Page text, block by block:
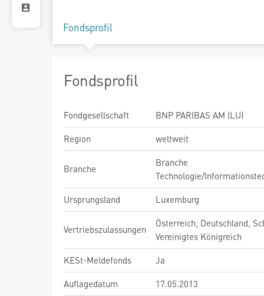
Fondsprofil
Fondsprofil
Fondgesellschaft
BNP PARIBAS AM (LU)
Region
weltweit
Branche
Branche
Technologie/
Ursprungsland
Luxemburg
Vertriebszulassungen
Österreich, Deutschland,
Vereinigtes Königreich
KESt-Meldefonds
Ja
Auflagedatum
17.05.2013